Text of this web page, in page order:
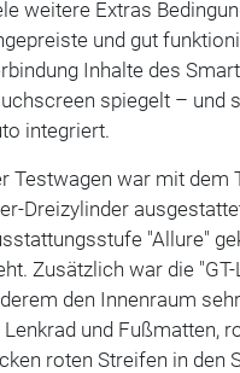
weitere Extras
und gut
Inhalte des
spiegelt – und
integriert.
Testwagen war mit dem
Dreizylinder
"Allure"
Zusätzlich war die
den Innenraum
Lenkrad und Fußmatten,
roten Streifen in den